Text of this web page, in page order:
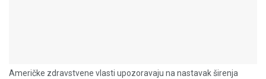
Američke zdravstvene vlasti upozoravaju na nastavak širenja